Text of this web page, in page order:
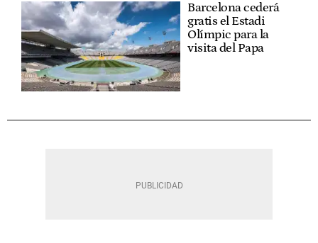
Barcelona cederá
gratis el Estadi
Olímpic para la
visita del Papa